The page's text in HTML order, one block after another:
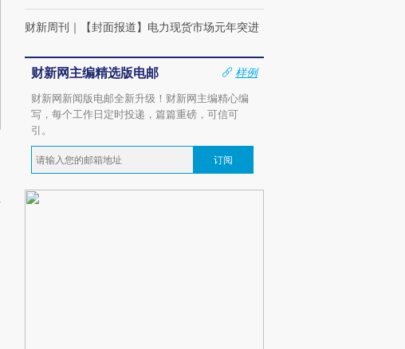
财新周刊 ｜ 【封面报道】电力现货市场元年突进
财新网主编精选版电邮
样例
财新网新闻版电邮全新升级！财新网主编精心编
写，每个工作日定时投递，篇篇重磅，可信可
引。
订阅